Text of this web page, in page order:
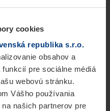
cookies
republika s.r.o.
obsahov a
pre sociálne médiá
webovú stránku.
Vášho používania
našich partnerov pre